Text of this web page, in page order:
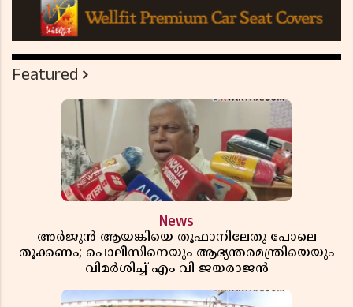
Featured
News
അർജുൻ ആയങ്കിയെ തൂഫാനിലേതു പോലെ
തൂക്കണം; പൊലീസിനെയും ആഭ്യന്തരമന്ത്രിയെയും
വിമർശിച്ച് എം വി ജയരാജൻ